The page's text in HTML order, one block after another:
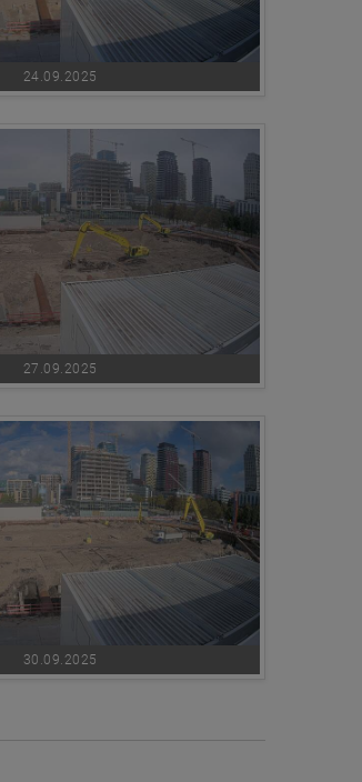
24.09.2025
27.09.2025
30.09.2025